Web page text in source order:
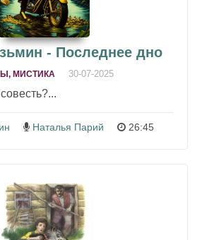
- Последнее дно
МИСТИКА 30-07-2025
Наталья Парий 26:45